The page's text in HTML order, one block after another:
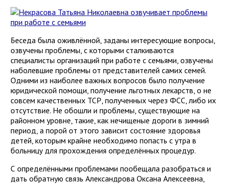
Беседа была оживлённой, заданы интересующие вопросы,
озвучены проблемы, с которыми сталкиваются
специалисты организаций при работе с семьями, озвучены
наболевшие проблемы от представителей самих семей.
Одними из наиболее важных вопросов было получение
юридической помощи, получение льготных лекарств, о не
совсем качественных ТСР, полученных через ФСС, либо их
отсутствие. Не обошли и проблемы, существующие на
районном уровне, такие, как нечищеные дороги в зимний
период, а порой от этого зависит состояние здоровья
детей, которым крайне необходимо попасть с утра в
больницу для прохождения определённых процедур.
С определёнными проблемами пообещала разобраться и
дать обратную связь Александрова Оксана Алексеевна,